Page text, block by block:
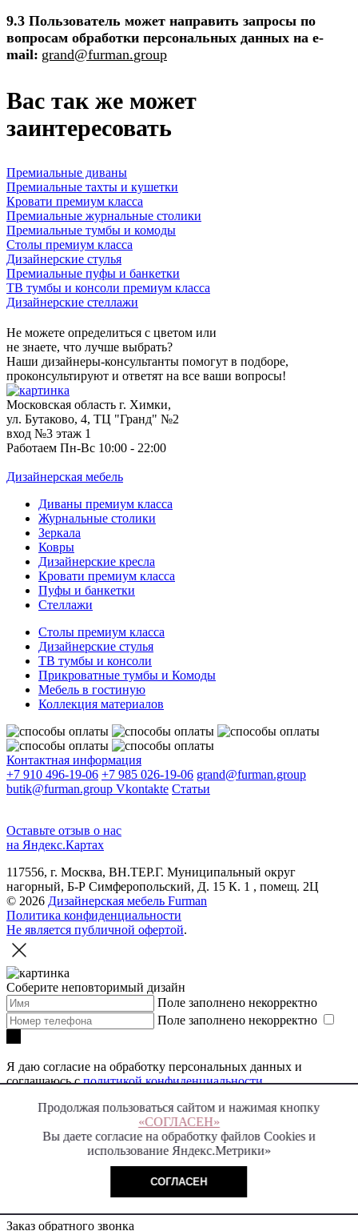
9.3 Пользователь может направить запросы по
вопросам обработки персональных данных на e-
mail: grand@furman.group
Вас так же может
заинтересовать
Премиальные диваны
Премиальные тахты и кушетки
Кровати премиум класса
Премиальные журнальные столики
Премиальные тумбы и комоды
Столы премиум класса
Дизайнерские стулья
Премиальные пуфы и банкетки
ТВ тумбы и консоли премиум класса
Дизайнерские стеллажи
Не можете определиться с цветом или
не знаете, что лучше выбрать?
Наши дизайнеры-консультанты помогут в подборе,
проконсультируют и ответят на все ваши вопросы!
Московская область г. Химки,
ул. Бутаково, 4, ТЦ "Гранд" №2
вход №3 этаж 1
Работаем Пн-Вс 10:00 - 22:00
Дизайнерская мебель
Диваны премиум класса
Журнальные столики
Зеркала
Ковры
Дизайнерские кресла
Кровати премиум класса
Пуфы и банкетки
Стеллажи
Столы премиум класса
Дизайнерские стулья
ТВ тумбы и консоли
Прикроватные тумбы и Комоды
Мебель в гостиную
Коллекция материалов
Контактная информация
+7 910 496-19-06 +7 985 026-19-06 grand@furman.group
butik@furman.group Vkontakte Статьи
Оставьте отзыв о нас
на Яндекс.Картах
117556, г. Москва, ВН.ТЕР.Г. Муниципальный округ
нагорный, Б-Р Симферопольский, Д. 15 К. 1 , помещ. 2Ц
© 2026 Дизайнерская мебель Furman
Политика конфиденциальности
Не является публичной офертой.
Соберите неповторимый дизайн
Поле заполнено некорректно
Поле заполнено некорректно
Я даю согласие на обработку персональных данных и
соглашаюсь сполитикой конфиденциальности
Заказать звонок
В ближайшее время с вами свяжется менеджер для уточнения
Заказ обратного звонка
Продолжая пользоваться сайтом и нажимая кнопку
«СОГЛАСЕН»
Вы даете согласие на обработку файлов Cookies и
использование Яндекс.Метрики»
СОГЛАСЕН